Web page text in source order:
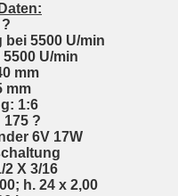
bei 5500 U/min
U/min
mm
mm
1:6
175 ?
6V 17W
X 3/16
h. 24 x 2,00